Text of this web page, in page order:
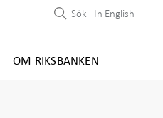
OM RIKSBANKEN
Sök In English